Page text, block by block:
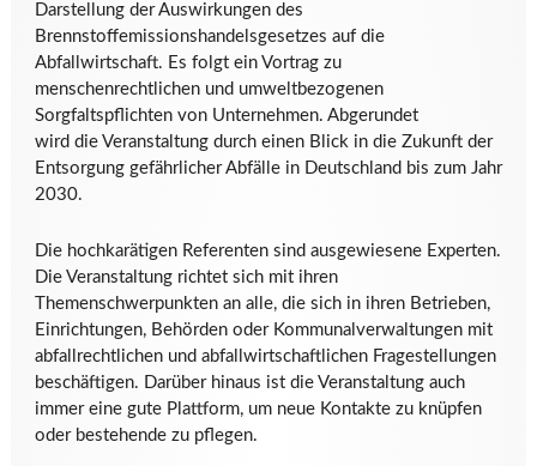
Darstellung der Auswirkungen des
Brennstoffemissionshandelsgesetzes auf die
Abfallwirtschaft. Es folgt ein Vortrag zu
menschenrechtlichen und umweltbezogenen
Sorgfaltspflichten von Unternehmen. Abgerundet
wird die Veranstaltung durch einen Blick in die Zukunft der
Entsorgung gefährlicher Abfälle in Deutschland bis zum Jahr
2030.
Die hochkarätigen Referenten sind ausgewiesene Experten.
Die Veranstaltung richtet sich mit ihren
Themenschwerpunkten an alle, die sich in ihren Betrieben,
Einrichtungen, Behörden oder Kommunalverwaltungen mit
abfallrechtlichen und abfallwirtschaftlichen Fragestellungen
beschäftigen. Darüber hinaus ist die Veranstaltung auch
immer eine gute Plattform, um neue Kontakte zu knüpfen
oder bestehende zu pflegen.